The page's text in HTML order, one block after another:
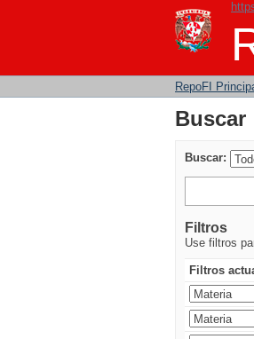
Buscar
RepoFI
Buscar
Buscar:
Filtros
Use filtros
Filtros